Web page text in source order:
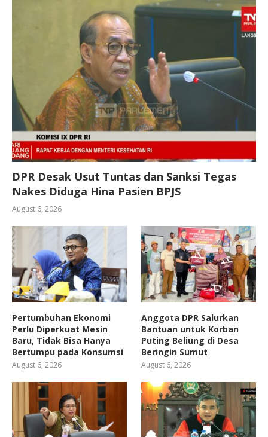
DPR Desak Usut Tuntas dan Sanksi Tegas
Nakes Diduga Hina Pasien BPJS
August 6, 2026
Pertumbuhan Ekonomi
Perlu Diperkuat Mesin
Baru, Tidak Bisa Hanya
Bertumpu pada Konsumsi
August 6, 2026
Anggota DPR Salurkan
Bantuan untuk Korban
Puting Beliung di Desa
Beringin Sumut
August 6, 2026